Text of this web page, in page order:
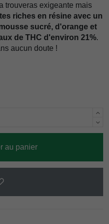
trouveras exigeante mais
riches en résine avec un
sucré, d'orange et
de THC d'environ 21%.
aucun doute !
au panier